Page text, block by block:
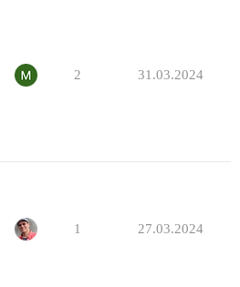
2 31.03.2024
1 27.03.2024